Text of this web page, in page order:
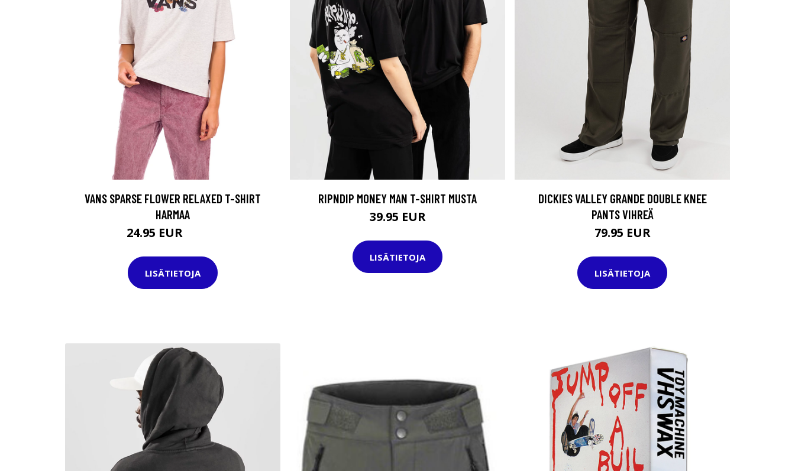
VANS SPARSE FLOWER RELAXED T-SHIRT
HARMAA
24.95 EUR
LISÄTIETOJA
RIPNDIP MONEY MAN T-SHIRT MUSTA
39.95 EUR
LISÄTIETOJA
DICKIES VALLEY GRANDE DOUBLE KNEE
PANTS VIHREÄ
79.95 EUR
LISÄTIETOJA